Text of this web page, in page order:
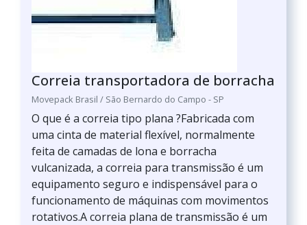
Correia transportadora de borracha
Movepack Brasil / São Bernardo do Campo - SP
O que é a correia tipo plana ?Fabricada com
uma cinta de material flexível, normalmente
feita de camadas de lona e borracha
vulcanizada, a correia para transmissão é um
equipamento seguro e indispensável para o
funcionamento de máquinas com movimentos
rotativos.A correia plana de transmissão é um